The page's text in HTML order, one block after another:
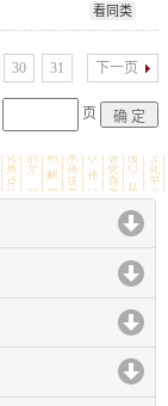
看同类
30 31 下一页
页